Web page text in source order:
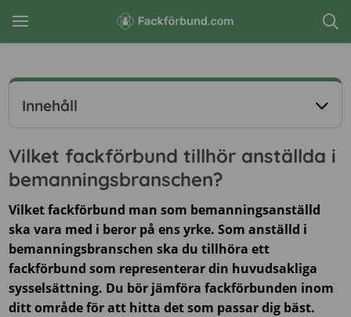
Innehåll
Vilket fackförbund tillhör anställda i
bemanningsbranschen?
Vilket fackförbund man som bemanningsanställd
ska vara med i beror på ens yrke. Som anställd i
bemanningsbranschen ska du tillhöra ett
fackförbund som representerar din huvudsakliga
sysselsättning. Du bör jämföra fackförbunden inom
ditt område för att hitta det som passar dig bäst.